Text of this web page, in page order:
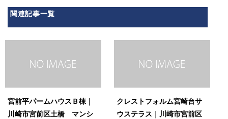
関連記事一覧
宮前平パームハウスＢ棟｜
川崎市宮前区土橋 マンシ
クレストフォルム宮崎台サ
ウステラス｜川崎市宮前区